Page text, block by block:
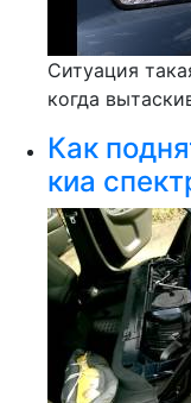
Ситуация
когда
Как
киа